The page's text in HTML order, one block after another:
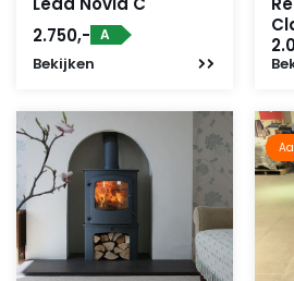
2.750,- A
Bekijken